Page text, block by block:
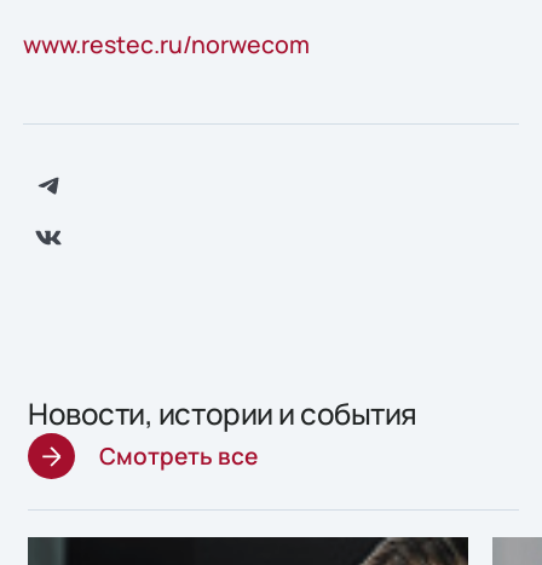
www.restec.ru/norwecom
Новости, истории и события
Смотреть все